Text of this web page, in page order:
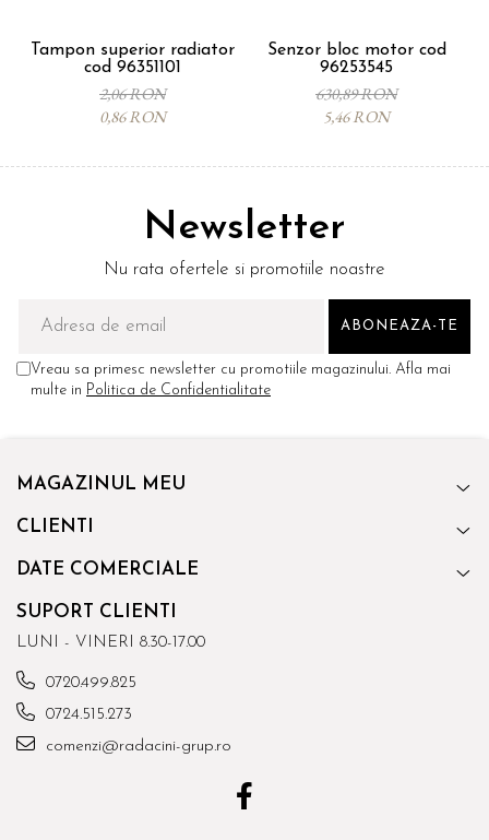
Tampon superior radiator
cod 96351101
2,06 RON
0,86 RON
Senzor bloc motor cod
96253545
630,89 RON
5,46 RON
Newsletter
Nu rata ofertele si promotiile noastre
Vreau sa primesc newsletter cu promotiile magazinului. Afla mai
multe in Politica de Confidentialitate
MAGAZINUL MEU
CLIENTI
DATE COMERCIALE
SUPORT CLIENTI
LUNI - VINERI 8.30-17.00
0720.499.825
0724.515.273
comenzi@radacini-grup.ro